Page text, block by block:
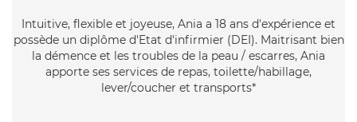
Intuitive, flexible et joyeuse, Ania a 18 ans d'expérience et
possède un diplôme d'Etat d'infirmier (DEI). Maitrisant bien
la démence et les troubles de la peau / escarres, Ania
apporte ses services de repas, toilette/habillage,
lever/coucher et transports*